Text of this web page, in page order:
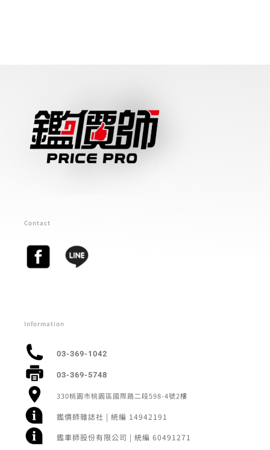
Contact
Information
03-369-1042
03-369-5748
330桃園市桃園區國際路二段598-4號2樓
鑑價師雜誌社 | 統編 14942191
鑑車師股份有限公司 | 統編 60491271